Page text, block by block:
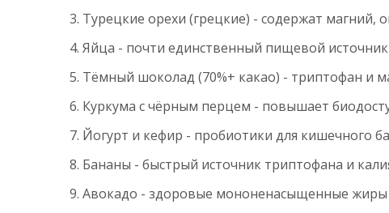
Турецкие орехи (грецкие) - содержат магний,
Яйца - почти единственный пищевой
Тёмный шоколад (70%+ какао) - триптофан и
Куркума с чёрным перцем - повышает
Йогурт и кефир - пробиотики для кишечного
Бананы - быстрый источник триптофана и
Авокадо - здоровые мононенасыщенные жиры